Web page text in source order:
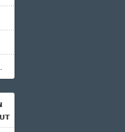
（関連まとめ）